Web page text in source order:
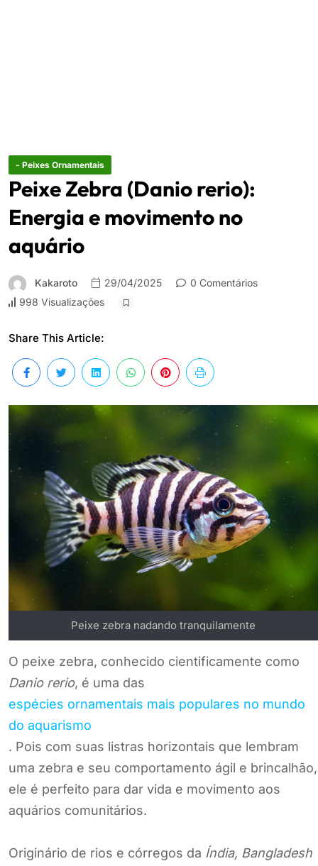
- Peixes Ornamentais
Peixe Zebra (Danio rerio):
Energia e movimento no
aquário
Kakaroto 29/04/2025
0 Comentários
998 Visualizações
Share This Article:
Peixe zebra nadando tranquilamente
O peixe zebra, conhecido cientificamente como
Danio rerio, é uma das
espécies ornamentais mais populares no mundo
do aquarismo
. Pois com suas listras horizontais que lembram
uma zebra e seu comportamento ágil e brincalhão,
ele é perfeito para dar vida e movimento aos
aquários comunitários.
Originário de rios e córregos da Índia, Bangladesh